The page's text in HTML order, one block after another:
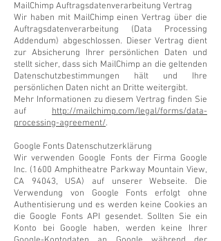
MailChimp Auftragsdatenverarbeitung Vertrag
Wir haben mit MailChimp einen Vertrag über die
Auftragsdatenverarbeitung (Data Processing
Addendum) abgeschlossen. Dieser Vertrag dient
zur Absicherung Ihrer persönlichen Daten und
stellt sicher, dass sich MailChimp an die geltenden
Datenschutzbestimmungen hält und Ihre
persönlichen Daten nicht an Dritte weitergibt.
Mehr Informationen zu diesem Vertrag finden Sie
auf http://mailchimp.com/legal/forms/data-
processing-agreement/.
Google Fonts Datenschutzerklärung
Wir verwenden Google Fonts der Firma Google
Inc. (1600 Amphitheatre Parkway Mountain View,
CA 94043, USA) auf unserer Webseite. Die
Verwendung von Google Fonts erfolgt ohne
Authentisierung und es werden keine Cookies an
die Google Fonts API gesendet. Sollten Sie ein
Konto bei Google haben, werden keine Ihrer